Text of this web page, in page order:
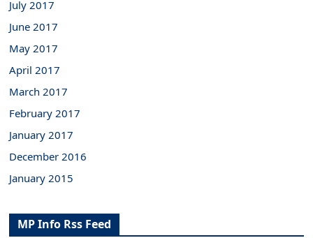
July 2017
June 2017
May 2017
April 2017
March 2017
February 2017
January 2017
December 2016
January 2015
MP Info Rss Feed